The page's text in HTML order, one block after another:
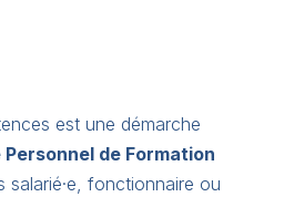
est une démarche
Personnel de Formation
salarié·e, fonctionnaire ou